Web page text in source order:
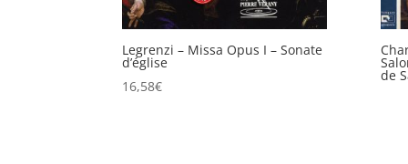
Legrenzi – Missa Opus I – Sonate
d’église
16,58€
de